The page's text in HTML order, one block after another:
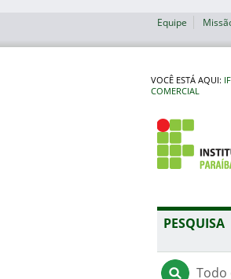
Equipe
VOCÊ ESTÁ AQUI:
COMERCIAL
PESQUISA
Todo